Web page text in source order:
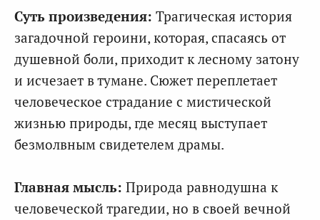
Суть произведения: Трагическая история
загадочной героини, которая, спасаясь от
душевной боли, приходит к лесному затону
и исчезает в тумане. Сюжет переплетает
человеческое страдание с мистической
жизнью природы, где месяц выступает
безмолвным свидетелем драмы.
Главная мысль: Природа равнодушна к
человеческой трагедии, но в своей вечной